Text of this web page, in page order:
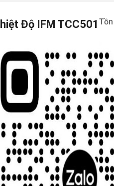
Độ IFM TCC501